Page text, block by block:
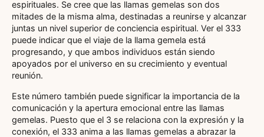
espirituales. Se cree que las llamas gemelas son dos
mitades de la misma alma, destinadas a reunirse y alcanzar
juntas un nivel superior de conciencia espiritual. Ver el 333
puede indicar que el viaje de la llama gemela está
progresando, y que ambos individuos están siendo
apoyados por el universo en su crecimiento y eventual
reunión.
Este número también puede significar la importancia de la
comunicación y la apertura emocional entre las llamas
gemelas. Puesto que el 3 se relaciona con la expresión y la
conexión, el 333 anima a las llamas gemelas a abrazar la